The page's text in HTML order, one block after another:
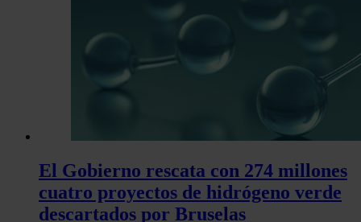
El Gobierno rescata con 274 millones
cuatro proyectos de hidrógeno verde
descartados por Bruselas